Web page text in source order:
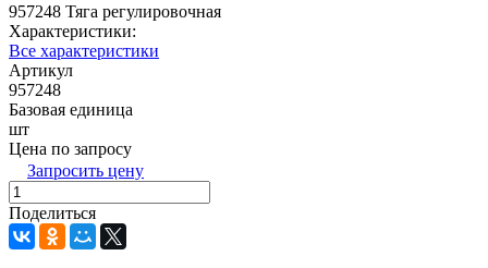
957248 Тяга регулировочная
Характеристики:
Все характеристики
Артикул
957248
Базовая единица
шт
Цена по запросу
Запросить цену
Поделиться